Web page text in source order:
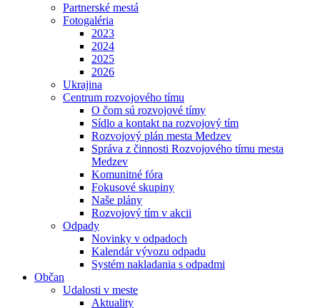
Partnerské mestá
Fotogaléria
2023
2024
2025
2026
Ukrajina
Centrum rozvojového tímu
O čom sú rozvojové tímy
Sídlo a kontakt na rozvojový tím
Rozvojový plán mesta Medzev
Správa z činnosti Rozvojového tímu mesta
Medzev
Komunitné fóra
Fokusové skupiny
Naše plány
Rozvojový tím v akcii
Odpady
Novinky v odpadoch
Kalendár vývozu odpadu
Systém nakladania s odpadmi
Občan
Udalosti v meste
Aktuality